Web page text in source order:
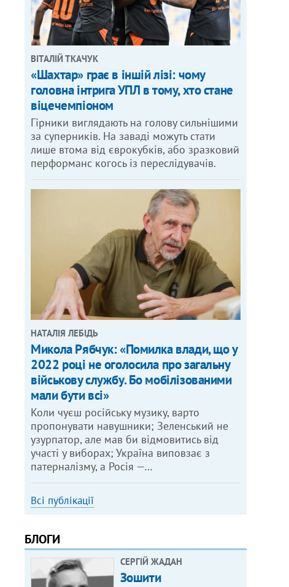
ВІТАЛІЙ ТКАЧУК
«Шахтар» грає в іншій лізі: чому
головна інтрига УПЛ в тому, хто стане
віцечемпіоном
Гірники виглядають на голову сильнішими
за суперників. На заваді можуть стати
лише втома від єврокубків, або зразковий
перформанс когось із переслідувачів.
НАТАЛІЯ ЛЕБІДЬ
Микола Рябчук: «Помилка влади, що у
2022 році не оголосила про загальну
військову службу. Бо мобілізованими
мали бути всі»
Коли чуєш російську музику, варто
пропонувати навушники; Зеленський не
узурпатор, але мав би відмовитись від
участі у виборах; Україна виповзає з
патерналізму, а Росія —…
Всі публікації
БЛОГИ
СЕРГІЙ ЖАДАН
Зошити